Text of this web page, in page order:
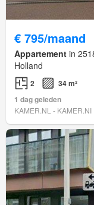
€ 795/maand
Appartement in
Holland
2
34 m²
1 dag geleden
KAMER.NL - KAMER.NI